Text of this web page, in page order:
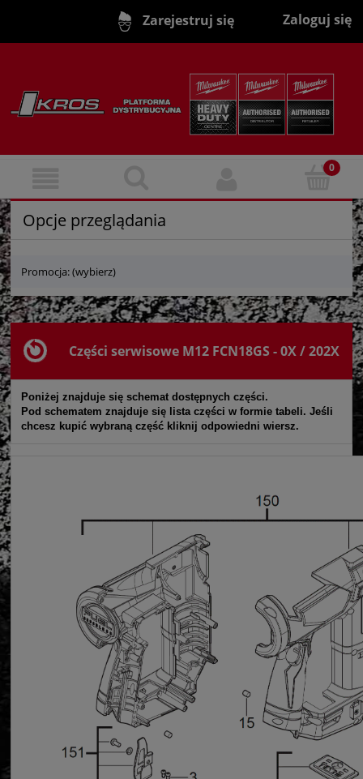
Zarejestruj się Zaloguj się
Opcje przeglądania
Promocja: (wybierz)
Części serwisowe M12 FCN18GS - 0X / 202X
Poniżej znajduje się schemat dostępnych części.
Pod schematem znajduje się lista części w formie tabeli. Jeśli
chcesz kupić wybraną część kliknij odpowiedni wiersz.